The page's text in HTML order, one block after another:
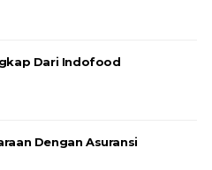
Dari Indofood
Dengan Asuransi